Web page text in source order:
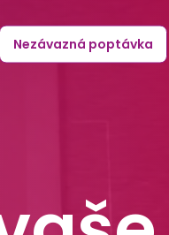
Nezávazná poptávka